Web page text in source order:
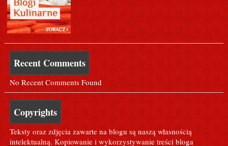
Recent Comments
No Recent Comments Found
Copyrights
Teksty oraz zdjęcia zawarte na blogu są naszą własnością
intelektualną. Kopiowanie i wykorzystywanie treści bloga